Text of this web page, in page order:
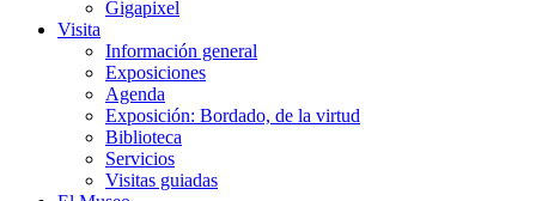
Gigapixel
Visita
Información general
Exposiciones
Agenda
Exposición: Bordado, de la virtud
Biblioteca
Servicios
Visitas guiadas